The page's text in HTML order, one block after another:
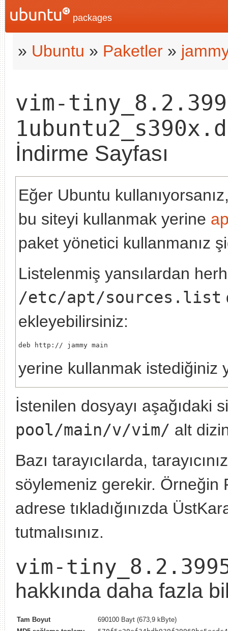
packages
» Ubuntu » Paketler »
vim-
İndirme Sayfası
Eğer Ubuntu
bu siteyi kullanmak yerine
paket yönetici kullanmanız
Listelenmiş yansılardan
/etc/apt/sources.list
ekleyebilirsiniz:
deb http://
yerine kullanmak istediğiniz
İstenilen dosyayı aşağıdaki
pool/main/v/vim/ alt
Bazı tarayıcılarda,
söylemeniz gerekir. Örneğin
adrese tıkladığınızda
tutmalısınız.
vim-
hakkında daha fazla
Tam Boyut
690100 Bayt (673,9 kByte)